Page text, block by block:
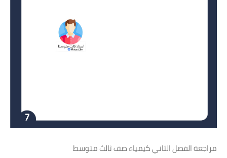
مراجعة الفصل الثاني كيمياء صف ثالث متوسط